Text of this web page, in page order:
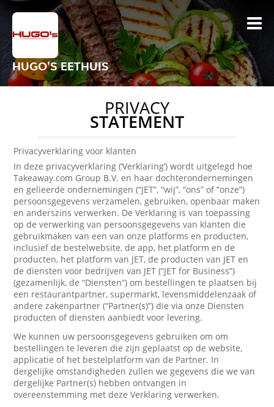
HUGO'S EETHUIS
PRIVACY
STATEMENT
Privacyverklaring voor klanten
In deze privacyverklaring (‘Verklaring’) wordt uitgelegd hoe
Takeaway.com Group B.V. en haar dochterondernemingen
en gelieerde ondernemingen (“JET”, “wij”, “ons” of “onze”)
persoonsgegevens verzamelen, gebruiken, openbaar maken
en anderszins verwerken. De Verklaring is van toepassing
op de verwerking van persoonsgegevens van klanten die
gebruikmaken van een van onze platforms en producten,
inclusief de bestelwebsite, de app, het platform en de
producten, het platform van JET, de producten van JET en
de diensten voor bedrijven van JET (“JET for Business”)
(gezamenlijk, de “Diensten”) om bestellingen te plaatsen bij
een restaurantpartner, supermarkt, levensmiddelenzaak of
andere zakenpartner (“Partner(s)”) die via onze Diensten
producten of diensten aanbiedt voor levering.
We kunnen uw persoonsgegevens gebruiken om om
bestellingen te leveren die zijn geplaatst op de website,
applicatie of het bestelplatform van de Partner. In
dergelijke omstandigheden zullen we gegevens die we van
dergelijke Partner(s) hebben ontvangen in
overeenstemming met deze Verklaring verwerken.